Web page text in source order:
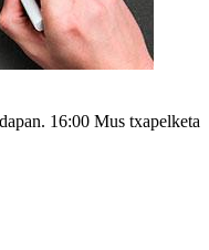
16:00 Mus txapelketa